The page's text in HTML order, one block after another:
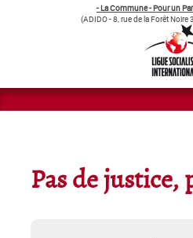
- La Commune - Pour un
(ADIDO - 8, rue de la Forêt Noire
Pas de justice,